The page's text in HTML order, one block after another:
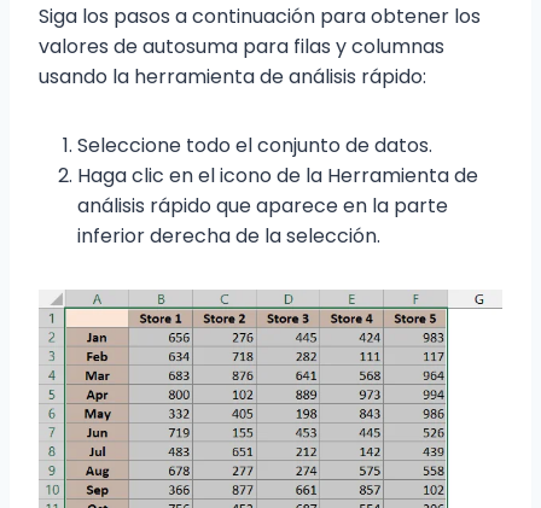
Siga los pasos a continuación para obtener los
valores de autosuma para filas y columnas
usando la herramienta de análisis rápido:
Seleccione todo el conjunto de datos.
Haga clic en el icono de la Herramienta de
análisis rápido que aparece en la parte
inferior derecha de la selección.